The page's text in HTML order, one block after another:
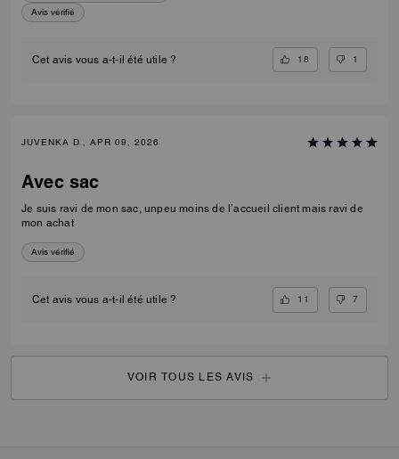
Avis vérifié
Cet avis vous a-t-il été utile ? 18 1
JUVENKA D., APR 09, 2026
Avec sac
Je suis ravi de mon sac, unpeu moins de l’accueil client mais ravi de
mon achat
Avis vérifié
Cet avis vous a-t-il été utile ? 11 7
VOIR TOUS LES AVIS